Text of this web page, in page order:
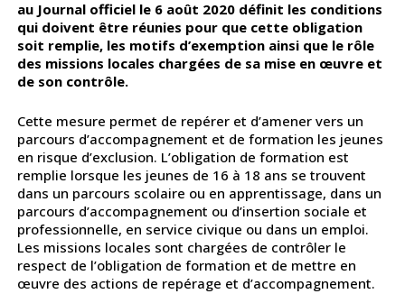
au Journal officiel le 6 août 2020 définit les conditions
qui doivent être réunies pour que cette obligation
soit remplie, les motifs d’exemption ainsi que le rôle
des missions locales chargées de sa mise en œuvre et
de son contrôle.
Cette mesure permet de repérer et d’amener vers un
parcours d’accompagnement et de formation les jeunes
en risque d’exclusion. L’obligation de formation est
remplie lorsque les jeunes de 16 à 18 ans se trouvent
dans un parcours scolaire ou en apprentissage, dans un
parcours d’accompagnement ou d’insertion sociale et
professionnelle, en service civique ou dans un emploi.
Les missions locales sont chargées de contrôler le
respect de l’obligation de formation et de mettre en
œuvre des actions de repérage et d’accompagnement.